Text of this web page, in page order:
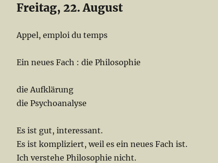
Freitag, 22. August
Appel, emploi du temps
Ein neues Fach : die Philosophie
die Aufklärung
die Psychoanalyse
Es ist gut, interessant.
Es ist kompliziert, weil es ein neues Fach ist.
Ich verstehe Philosophie nicht.